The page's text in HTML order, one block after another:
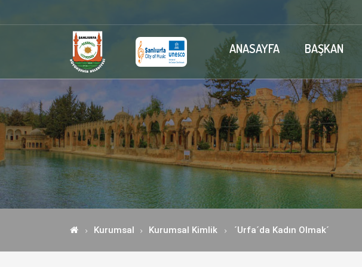
ANASAYFA BAŞKAN
Kurumsal Kurumsal Kimlik ´Urfa´da Kadın Olmak´